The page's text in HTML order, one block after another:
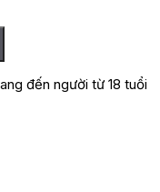
đến người từ 18 tuổi